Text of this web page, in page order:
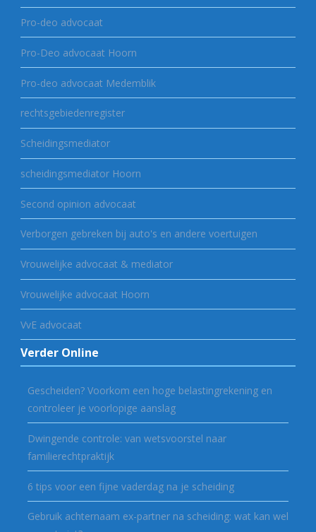
Pro-deo advocaat
Pro-Deo advocaat Hoorn
Pro-deo advocaat Medemblik
rechtsgebiedenregister
Scheidingsmediator
scheidingsmediator Hoorn
Second opinion advocaat
Verborgen gebreken bij auto's en andere voertuigen
Vrouwelijke advocaat & mediator
Vrouwelijke advocaat Hoorn
VvE advocaat
Verder Online
Gescheiden? Voorkom een hoge belastingrekening en
controleer je voorlopige aanslag
Dwingende controle: van wetsvoorstel naar
familierechtpraktijk
6 tips voor een fijne vaderdag na je scheiding
Gebruik achternaam ex-partner na scheiding: wat kan wel